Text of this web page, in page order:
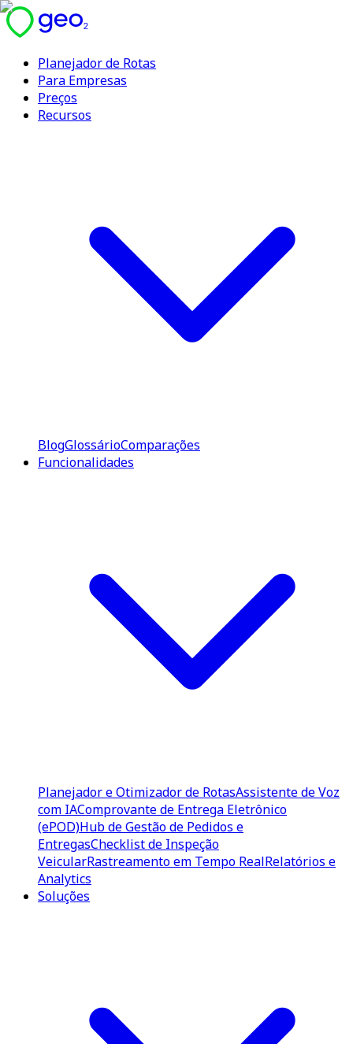
Planejador de Rotas
Para Empresas
Preços
Recursos
BlogGlossárioComparações
Funcionalidades
Planejador e Otimizador de RotasAssistente de Voz
com IAComprovante de Entrega Eletrônico
(ePOD)Hub de Gestão de Pedidos e
EntregasChecklist de Inspeção
VeicularRastreamento em Tempo RealRelatórios e
Analytics
Soluções